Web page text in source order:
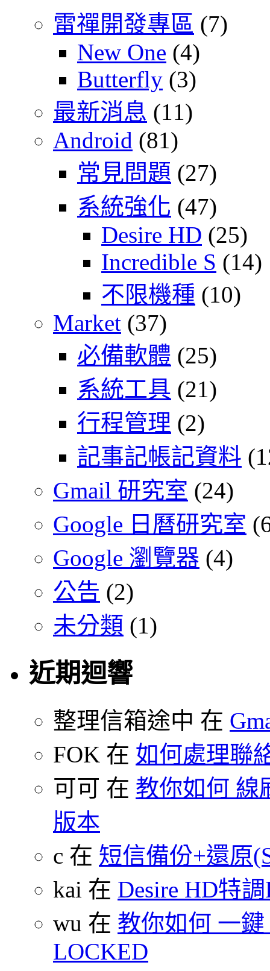
雷禪開發專區 (7)
New One (4)
Butterfly (3)
最新消息 (11)
Android (81)
常見問題 (27)
系統強化 (47)
Desire HD (25)
Incredible S (14)
不限機種 (10)
Market (37)
必備軟體 (25)
系統工具 (21)
行程管理 (2)
記事記帳記資料
Gmail 研究室 (24)
Google 日曆研究室
Google 瀏覽器 (4)
公告 (2)
未分類 (1)
近期迴響
整理信箱途中 在
FOK 在 如何處理聯
可可 在 教你如何 線
版本
c 在 短信備份+還原
kai 在 Desire HD特
wu 在 教你如何 一
LOCKED